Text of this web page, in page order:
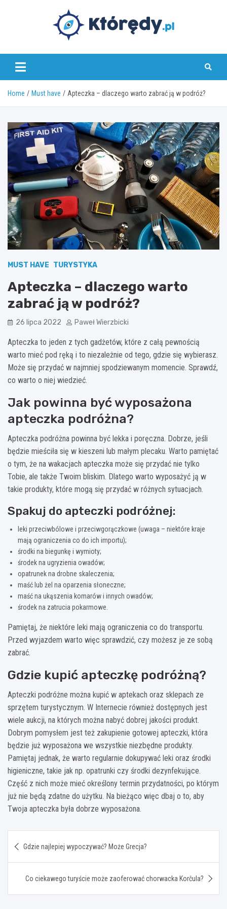
www.ktoredy.pl
Home Must have Apteczka – dlaczego warto zabrać ją w podróż?
MUST HAVE TURYSTYKA
Apteczka – dlaczego warto
zabrać ją w podróż?
26 lipca 2022 Paweł Wierzbicki
Apteczka to jeden z tych gadżetów, które z całą pewnością
warto mieć pod ręką i to niezależnie od tego, gdzie się wybierasz.
Może się przydać w najmniej spodziewanym momencie. Sprawdź,
co warto o niej wiedzieć.
Jak powinna być wyposażona
apteczka podróżna?
Apteczka podróżna powinna być lekka i poręczna. Dobrze, jeśli
będzie mieściła się w kieszeni lub małym plecaku. Warto pamiętać
o tym, że na wakacjach apteczka może się przydać nie tylko
Tobie, ale także Twoim bliskim. Dlatego warto wyposażyć ją w
takie produkty, które mogą się przydać w różnych sytuacjach.
Spakuj do apteczki podróżnej:
leki przeciwbólowe i przeciwgorączkowe (uwaga – niektóre kraje
mają ograniczenia co do ich importu);
środki na biegunkę i wymioty;
środek na ugryzienia owadów;
opatrunek na drobne skaleczenia;
maść lub żel na oparzenia słoneczne;
maść na ukąszenia komarów i innych owadów;
środek na zatrucia pokarmowe.
Pamiętaj, że niektóre leki mają ograniczenia co do transportu.
Przed wyjazdem warto więc sprawdzić, czy możesz je ze sobą
zabrać.
Gdzie kupić apteczkę podróżną?
Apteczki podróżne można kupić w aptekach oraz sklepach ze
sprzętem turystycznym. W Internecie również dostępnych jest
wiele aukcji, na których można nabyć dobrej jakości produkt.
Dobrym pomysłem jest też zakupienie gotowej apteczki, która
będzie już wyposażona we wszystkie niezbędne produkty.
Pamiętaj jednak, że warto regularnie dokupywać leki oraz środki
higieniczne, takie jak np. opatrunki czy środki dezynfekujące.
Część z nich może mieć określony termin przydatności, po którym
już nie będą zdatne do użytku. Na bieżąco więc dbaj o to, aby
Twoja apteczka była dobrze wyposażona.
wpisu
Gdzie najlepiej wypoczywać? Może Grecja?
Co ciekawego turyście może zaoferować chorwacka Korčula?